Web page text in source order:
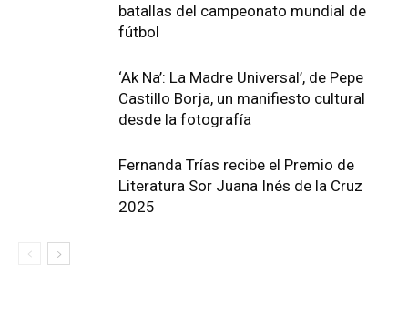
batallas del campeonato mundial de
fútbol
‘Ak Na’: La Madre Universal’, de Pepe
Castillo Borja, un manifiesto cultural
desde la fotografía
Fernanda Trías recibe el Premio de
Literatura Sor Juana Inés de la Cruz
2025